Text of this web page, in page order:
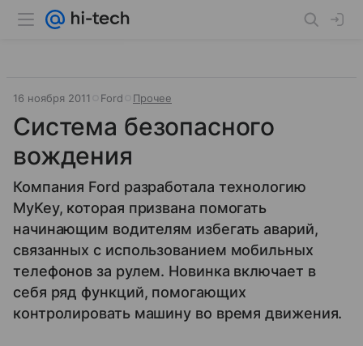
16 ноября 2011 Ford Прочее
Система безопасного
вождения
Компания Ford разработала технологию
MyKey, которая призвана помогать
начинающим водителям избегать аварий,
связанных с использованием мобильных
телефонов за рулем. Новинка включает в
себя ряд функций, помогающих
контролировать машину во время движения.